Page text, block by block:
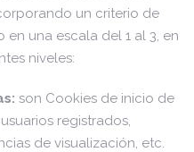
un criterio de
en una escala del 1 al 3, en
niveles:
son Cookies de inicio de
registrados,
de visualización, etc.